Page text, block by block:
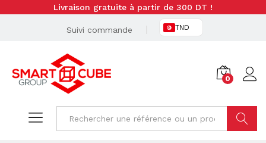
Livraison gratuite à partir de 300 DT !
Suivi commande TND
0